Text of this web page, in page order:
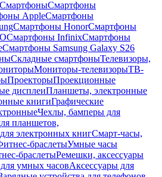
СмартфоныСмартфоны
AppleСмартфоны
Смартфоны HonorСмартфоны
Смартфоны InfinixСмартфоны
Смартфоны Samsung Galaxy S26
Складные смартфоныТелевизоры,
Мониторы-телевизорыТВ-
ПроекторыПроекционные
дисплеиПланшеты, электронные
книгиГрафические
Чехлы, бамперы для
планшетов,
электронных книгСмарт-часы,
браслетыУмные часы
браслетыРемешки, аксессуары
умных часовАксессуары для